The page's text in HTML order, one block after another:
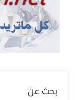
بحث عن